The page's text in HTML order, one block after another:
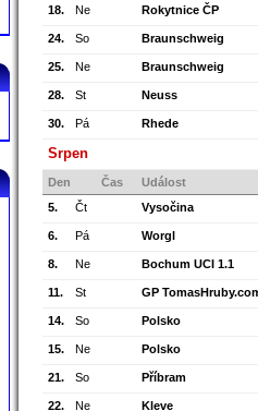
18. Ne Rokytnice ČP
24. So Braunschweig
25. Ne Braunschweig
28. St Neuss
30. Pá Rhede
Srpen
Den Čas
Událost
5.
Čt Vysočina
6. Pá Worgl
8. Ne Bochum UCI 1.1
11. St GP
14. So Polsko
15. Ne Polsko
21. So Příbram
22. Ne Kleve